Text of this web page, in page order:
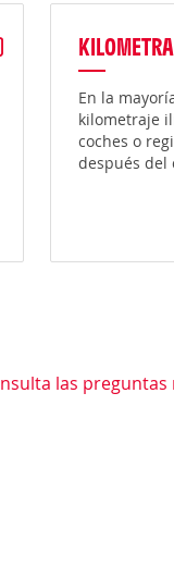
En la
kilometraje
coches o
después del
las